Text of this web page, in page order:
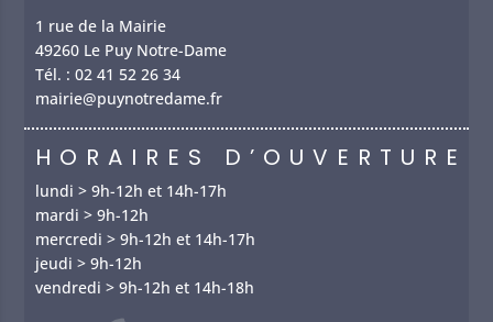
1 rue de la Mairie
49260 Le Puy Notre-Dame
Tél. :02 41 52 26 34
mairie@puynotredame.fr
HORAIRES D’OUVERTURE
lundi > 9h-12h et 14h-17h
mardi > 9h-12h
mercredi > 9h-12h et 14h-17h
jeudi > 9h-12h
vendredi > 9h-12h et 14h-18h